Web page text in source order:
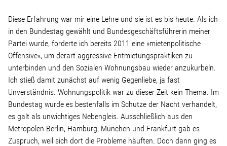
Diese Erfahrung war mir eine Lehre und sie ist es bis heute. Als ich
in den Bundestag gewählt und Bundesgeschäftsführerin meiner
Partei wurde, forderte ich bereits 2011 eine »mietenpolitische
Offensive«, um derart aggressive Entmietungspraktiken zu
unterbinden und den Sozialen Wohnungsbau wieder anzukurbeln.
Ich stieß damit zunächst auf wenig Gegenliebe, ja fast
Unverständnis. Wohnungspolitik war zu dieser Zeit kein Thema. Im
Bundestag wurde es bestenfalls im Schutze der Nacht verhandelt,
es galt als unwichtiges Nebengleis. Ausschließlich aus den
Metropolen Berlin, Hamburg, München und Frankfurt gab es
Zuspruch, weil sich dort die Probleme häuften. Doch dann ging es